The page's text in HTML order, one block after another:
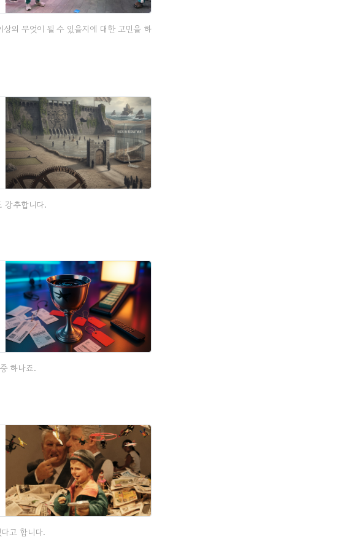
상의 무엇이 될 수 있을지에 대한 고민을 하
강추합니다.
하나죠.
고 합니다.